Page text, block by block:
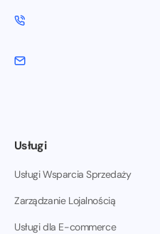
Usługi
Usługi Wsparcia Sprzedaży
Zarządzanie Lojalnością
Usługi dla E-commerce